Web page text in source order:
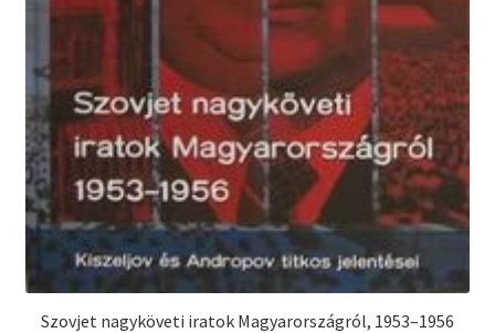
Szovjet nagyköveti iratok Magyarországról, 1953–1956